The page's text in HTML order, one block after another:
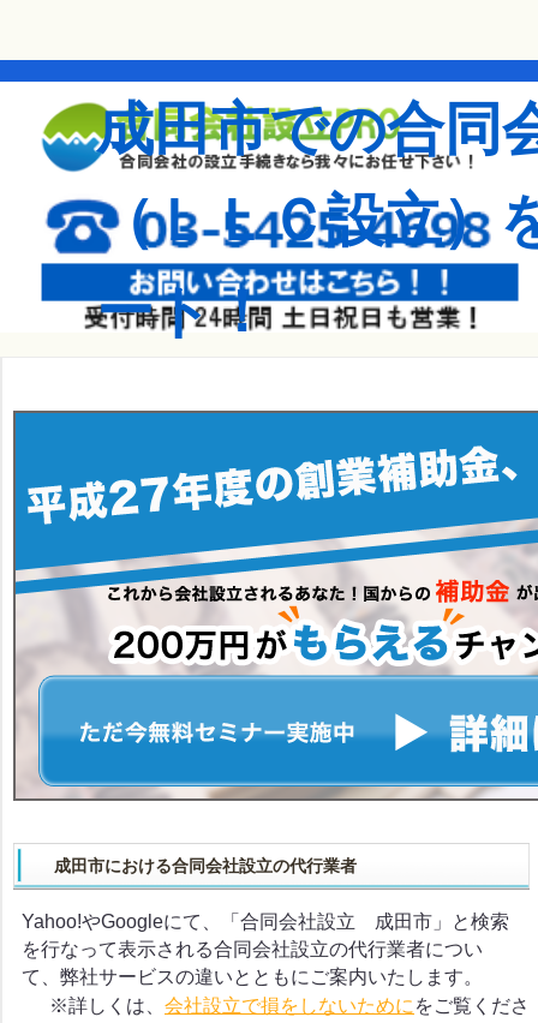
成田市での合同
（ＬＬＣ設立）
ート！
成田市における合同会社設立の代行業者
Yahoo!やGoogleにて、「合同会社設立 成田市」と検索
を行なって表示される合同会社設立の代行業者につい
て、弊社サービスの違いとともにご案内いたします。
※詳しくは、会社設立で損をしないために をご覧くださ